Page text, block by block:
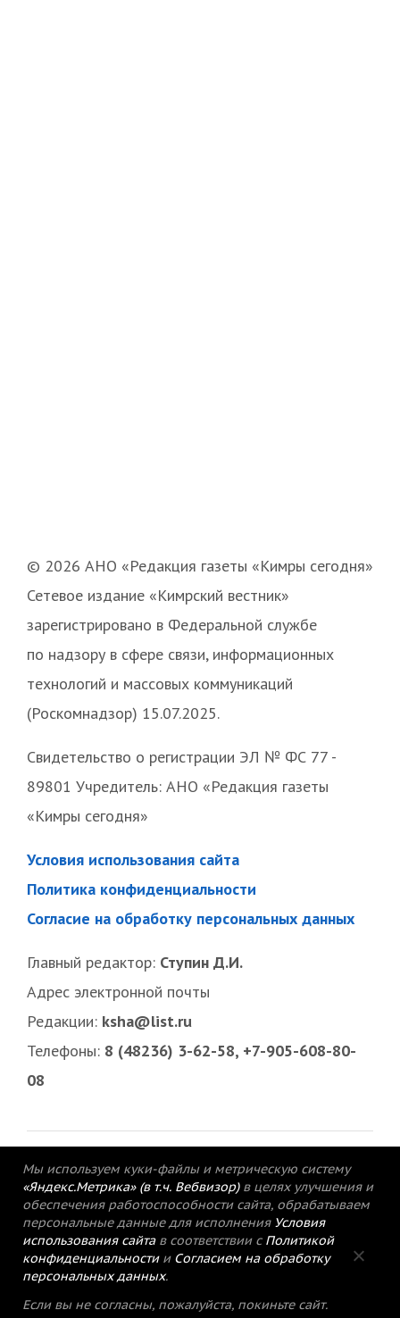
© 2026 АНО «Редакция газеты «Кимры сегодня»
Сетевое издание «Кимрский вестник»
зарегистрировано в Федеральной службе
по надзору в сфере связи, информационных
технологий и массовых коммуникаций
(Роскомнадзор) 15.07.2025.
Свидетельство о регистрации ЭЛ № ФС 77 -
89801 Учредитель: АНО «Редакция газеты
«Кимры сегодня»
Условия использования сайта
Политика конфиденциальности
Согласие на обработку персональных данных
Главный редактор: Ступин Д.И.
Адрес электронной почты
Редакции: ksha@list.ru
Телефоны: 8 (48236) 3-62-58, +7-905-608-80-
08
© 2015-2021 Редакция газеты «Кимрский
Мы используем куки-файлы и метрическую систему
«Яндекс.Метрика» (в т.ч. Вебвизор) в целях улучшения и
обеспечения работоспособности сайта, обрабатываем
персональные данные для исполнения Условия
использования сайтав соответствии с Политикой
конфиденциальностии Согласием на обработку
персональных данных.
Если вы не согласны, пожалуйста, покиньте сайт.